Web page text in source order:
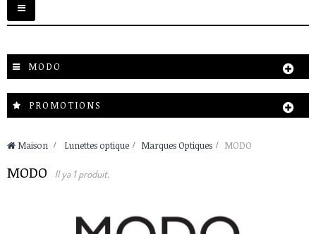
Basculer
la
MODO
PROMOTIONS
Maison > Lunettes optique > Marques Optiques > MODO
MODO Il ya 1 produit.